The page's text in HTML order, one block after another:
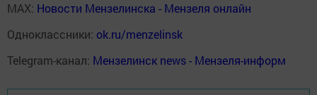
MAX: Новости Мензелинска - Мензеля онлайн
Одноклассники: ok.ru/menzelinsk
Telegram-канал: Мензелинск news - Мензеля-информ